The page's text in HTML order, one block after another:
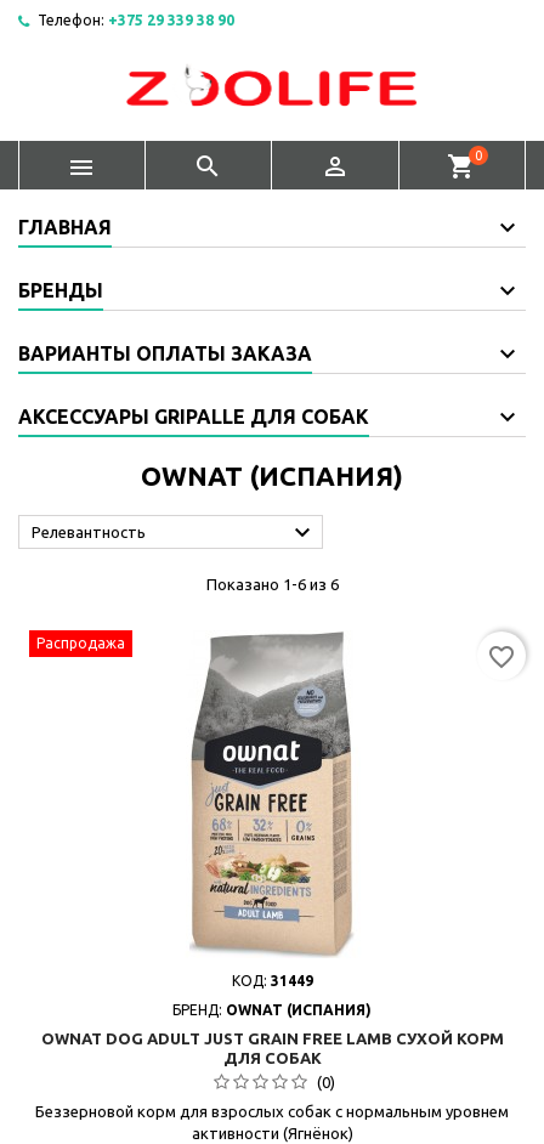
Телефон: +375 29 339 38 90
   shopping_cart0
ГЛАВНАЯ
БРЕНДЫ
ВАРИАНТЫ ОПЛАТЫ ЗАКАЗА
АКСЕССУАРЫ GRIPALLE ДЛЯ СОБАК
OWNAT (ИСПАНИЯ)
Релевантность 
Показано 1-6 из 6
Распродажа
КОД: 31449
БРЕНД: OWNAT (ИСПАНИЯ)
OWNAT DOG ADULT JUST GRAIN FREE LAMB СУХОЙ КОРМ
ДЛЯ СОБАК
(0)
Беззерновой корм для взрослых собак с нормальным уровнем
активности (Ягнёнок)
favorite_border